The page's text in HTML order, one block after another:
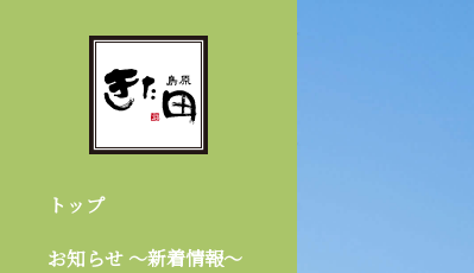
トップ
お知らせ 〜新着情報〜